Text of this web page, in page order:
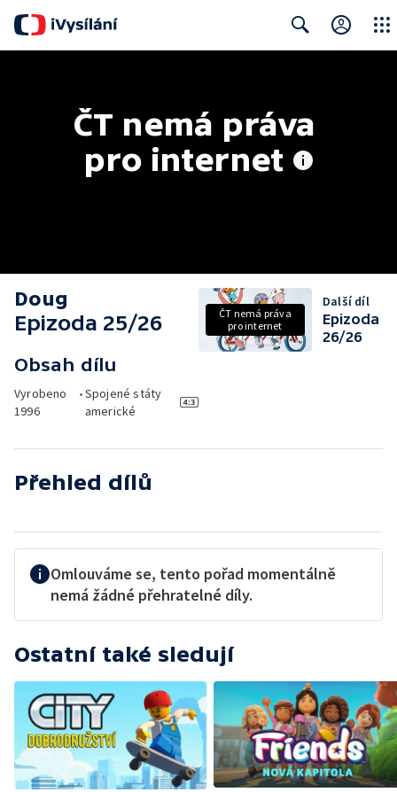
ČT nemá práva
pro internet
Doug
Epizoda 25/26
Obsah dílu
Vyrobeno
1996
•Spojené státy
americké
ČT nemá práva
pro internet
Další díl
Epizoda
26/26
Přehled dílů
Omlouváme se, tento pořad momentálně
nemá žádné přehratelné díly.
Ostatní také sledují